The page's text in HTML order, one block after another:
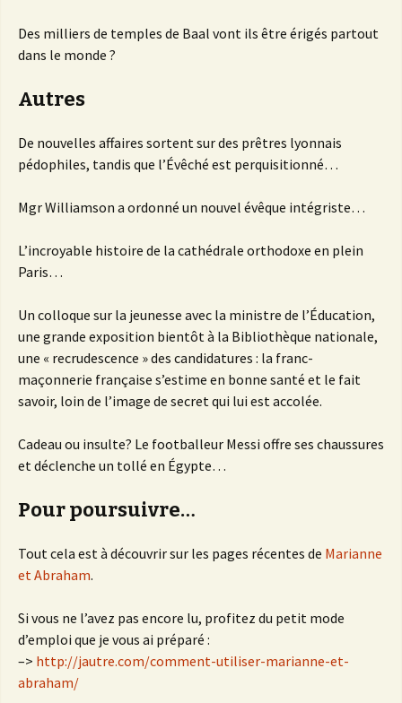
Des milliers de temples de Baal vont ils être érigés partout
dans le monde ?
Autres
De nouvelles affaires sortent sur des prêtres lyonnais
pédophiles, tandis que l’Évêché est perquisitionné…
Mgr Williamson a ordonné un nouvel évêque intégriste…
L’incroyable histoire de la cathédrale orthodoxe en plein
Paris…
Un colloque sur la jeunesse avec la ministre de l’Éducation,
une grande exposition bientôt à la Bibliothèque nationale,
une « recrudescence » des candidatures : la franc-
maçonnerie française s’estime en bonne santé et le fait
savoir, loin de l’image de secret qui lui est accolée.
Cadeau ou insulte? Le footballeur Messi offre ses chaussures
et déclenche un tollé en Égypte…
Pour poursuivre…
Tout cela est à découvrir sur les pages récentes de Marianne
et Abraham.
Si vous ne l’avez pas encore lu, profitez du petit mode
d’emploi que je vous ai préparé :
–> http://jautre.com/comment-utiliser-marianne-et-
abraham/